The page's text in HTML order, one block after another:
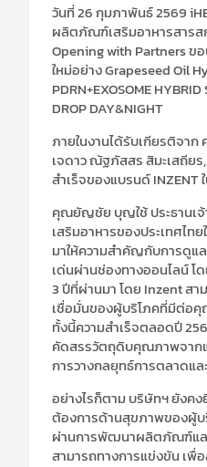
วันที่ 26 กุมภาพันธ์ 2569
ผลิตภัณฑ์เสริมอาหารสารส
Opening with Partners
ใหม่อย่าง Grapeseed Oil
PDRN+EXOSOME
DROP DAY&NIGHT
ภายในงานได้รับเกียรติจาก
เจดาว ณัฐภัสสร สิมะเสถีย
สำเร็จของแบรนด์ INZENT
คุณยัญชัย บุญใช้ ประธานเจ้
เสริมอาหารของประเทศไ
มาให้ความสำคัญกับการดูแ
เด่นผ่านช่องทางออนไลน์ โ
3 ปีที่ผ่านมา โดย Inzent ส
เชื่อมั่นของผู้บริโภคที่มีต่อ
ทั้งนี้ความสำเร็จตลอดปี
คัดสรรวัตถุดิบคุณภาพจาก
การวางกลยุทธ์การตลาดแ
อย่างไรก็ตาม บริษัทฯ ยังค
ต้องการด้านสุขภาพของผู้บ
ผ่านการพัฒนาผลิตภัณฑ์และ
สามารถทางการแข่งขัน เพื่